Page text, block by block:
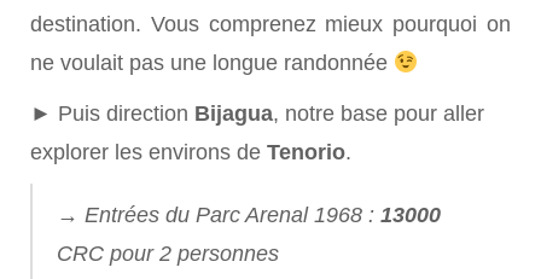
destination. Vous comprenez mieux pourquoi on
ne voulait pas une longue randonnée
► Puis direction Bijagua, notre base pour aller
explorer les environs de Tenorio.
→ Entrées du Parc Arenal 1968 : 13000
CRC pour 2 personnes